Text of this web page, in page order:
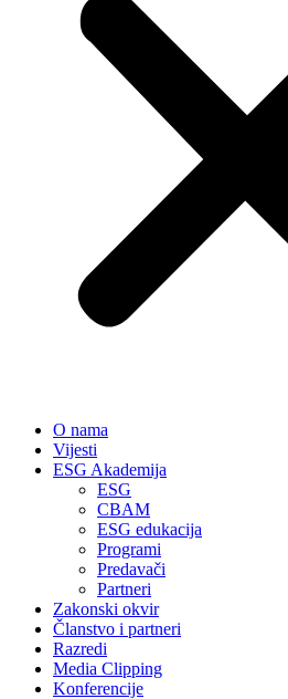
O nama
Vijesti
ESG Akademija
ESG
CBAM
ESG edukacija
Programi
Predavači
Partneri
Zakonski okvir
Članstvo i partneri
Razredi
Media Clipping
Konferencije